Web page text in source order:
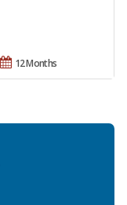
12 Months